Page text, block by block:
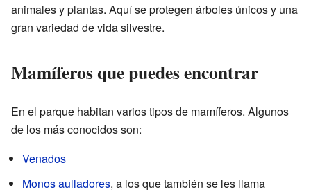
animales y plantas. Aquí se protegen árboles únicos y una
gran variedad de vida silvestre.
Mamíferos que puedes encontrar
En el parque habitan varios tipos de mamíferos. Algunos
de los más conocidos son:
Venados
Monos aulladores, a los que también se les llama